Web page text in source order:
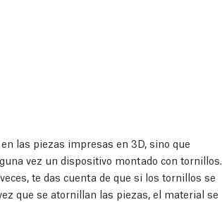
las piezas impresas en 3D, sino que
vez un dispositivo montado con tornillos.
te das cuenta de que si los tornillos se
que se atornillan las piezas, el material se